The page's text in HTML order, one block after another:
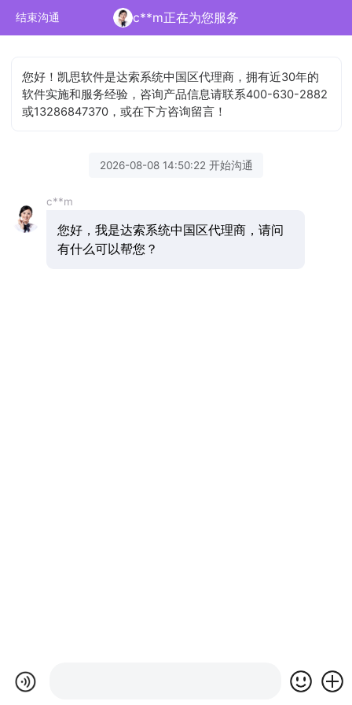
结束沟通 c**m正在为您服务
您好！凯思软件是达索系统中国区代理商，拥有近30年的
软件实施和服务经验，咨询产品信息请联系400-630-2882
或13286847370，或在下方咨询留言！
2026-08-08 14:50:22 开始沟通
c**m
您好，我是达索系统中国区代理商，请问
有什么可以帮您？